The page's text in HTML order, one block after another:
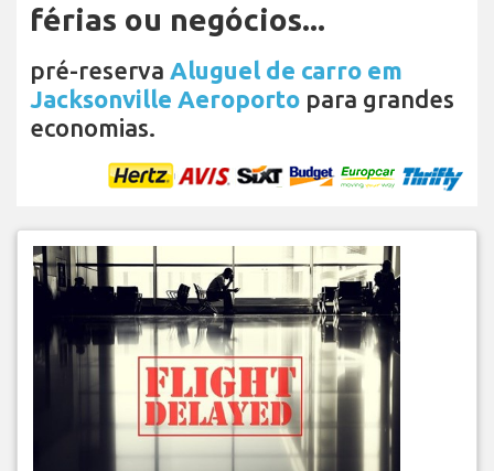
férias ou negócios...
pré-reserva Aluguel de carro em
Jacksonville Aeroporto para grandes
economias.